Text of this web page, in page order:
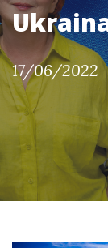
17/06/2022